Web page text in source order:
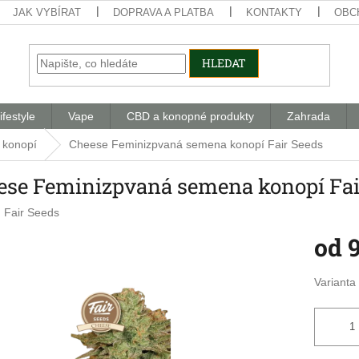
JAK VYBÍRAT DOPRAVA A PLATBA KONTAKTY
HLEDAT
Vape CBD a konopné produkty Zahrada
konopí Cheese Feminizpvaná semena konopí Fair Seeds
Feminizpvaná semena konopí
Fair Seeds
od
Měrná
cena:
Varianta